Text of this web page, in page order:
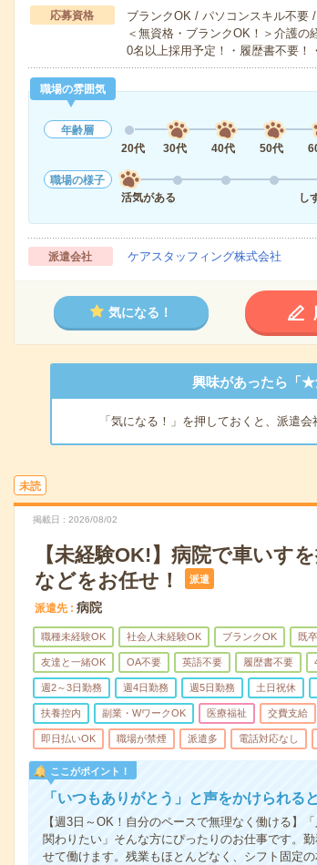
応募資格
ブランクOK / パソコンスキル不要
＜無資格・ブランクOK！＞介護
0名以上採用予定！・履歴書不要
職場の雰囲気
年齢層
20代
30代 40代 50代
職場の様子
活気がある
し
派遣会社 ケアスタッフィング株式会社
気になる！
興味があったら「★
「気になる！」を押しておくと、派遣会
未読
掲載日 2026/08/02
【未経験OK!】病院で車いす
などをお任せ！
派遣
派遣先 病院
職種未経験OK 社会人未経験OK ブランクOK 既
友達と一緒OK OA不要 英語不要 履歴書不要
週2～3日勤務 週4日勤務 週5日勤務 土日祝休
扶養控内 副業・WワークOK 医療福祉 交費支給
即日払いOK 職場が禁煙 派遣多 電話対応なし
ここがポイント！
「いつもありがとう」と声をかけられる
【週3日～OK！自分のペースで無理なく働ける】
関わりたい」そんな方にぴったりのお仕事です。
せて働けます。残業もほとんどなく、シフト固定